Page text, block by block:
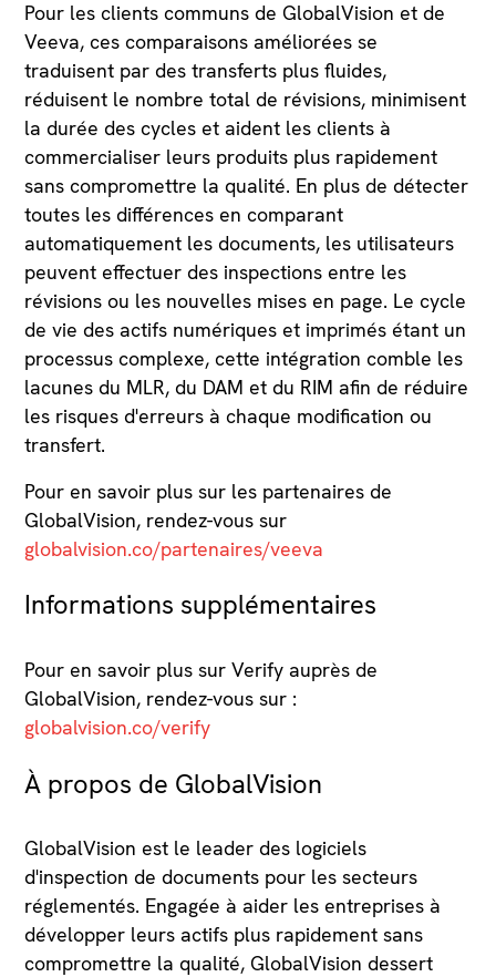
Pour les clients communs de GlobalVision et de
Veeva, ces comparaisons améliorées se
traduisent par des transferts plus fluides,
réduisent le nombre total de révisions, minimisent
la durée des cycles et aident les clients à
commercialiser leurs produits plus rapidement
sans compromettre la qualité. En plus de détecter
toutes les différences en comparant
automatiquement les documents, les utilisateurs
peuvent effectuer des inspections entre les
révisions ou les nouvelles mises en page. Le cycle
de vie des actifs numériques et imprimés étant un
processus complexe, cette intégration comble les
lacunes du MLR, du DAM et du RIM afin de réduire
les risques d'erreurs à chaque modification ou
transfert.
Pour en savoir plus sur les partenaires de
GlobalVision, rendez-vous sur
globalvision.co/partenaires/veeva
Informations supplémentaires
Pour en savoir plus sur Verify auprès de
GlobalVision, rendez-vous sur :
globalvision.co/verify
À propos de GlobalVision
GlobalVision est le leader des logiciels
d'inspection de documents pour les secteurs
réglementés. Engagée à aider les entreprises à
développer leurs actifs plus rapidement sans
compromettre la qualité, GlobalVision dessert